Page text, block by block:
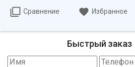
Сравнение Избранное
Быстрый заказ